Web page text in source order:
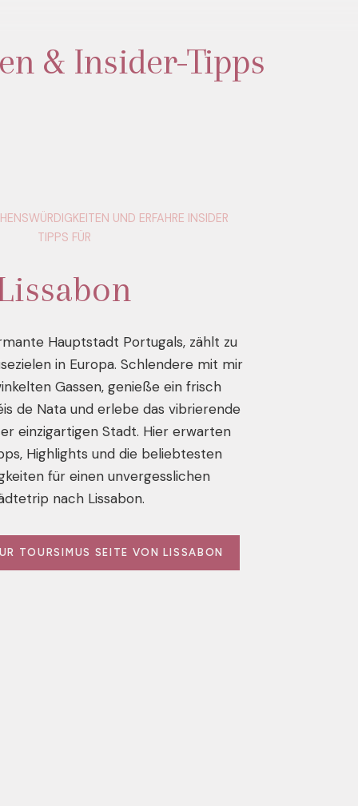
& Insider-Tipps
UND ERFAHRE INSIDER
TIPPS FÜR
Hauptstadt Portugals, zählt zu
in Europa. Schlendere mit mir
Gassen, genieße ein frisch
de Nata und erlebe das vibrierende
einzigartigen Stadt. Hier erwarten
Highlights und die beliebtesten
für einen unvergesslichen
nach Lissabon.
TOURSIMUS SEITE VON LISSABON